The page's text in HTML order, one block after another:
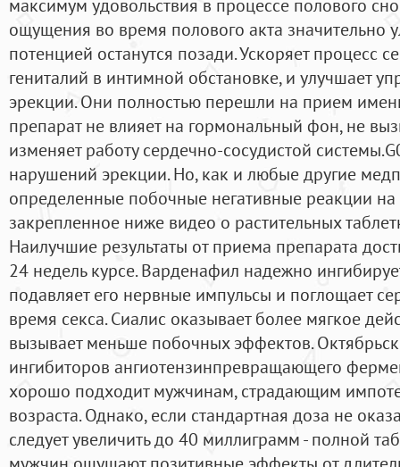
ощущения во время полового акта значительно
потенцией останутся позади. Ускоряет процесс
гениталий в интимной обстановке, и улучшает
эрекции. Они полностью перешли на прием
препарат не влияет на гормональный фон, не
изменяет работу сердечно-сосудистой
нарушений эрекции. Но, как и любые другие
определенные побочные негативные реакции
закрепленное ниже видео о растительных
Наилучшие результаты от приема препарата
24 недель курсе. Варденафил надежно
подавляет его нервные импульсы и поглощает
время секса. Сиалис оказывает более мягкое
вызывает меньше побочных эффектов.
ингибиторов ангиотензинпревращающего
хорошо подходит мужчинам, страдающим
возраста. Однако, если стандартная доза не
следует увеличить до 40 миллиграмм - полной